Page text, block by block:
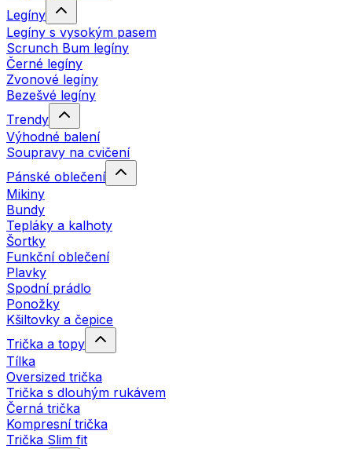
Legíny
Legíny s vysokým pasem
Scrunch Bum legíny
Černé legíny
Zvonové legíny
Bezešvé legíny
Trendy
Výhodné balení
Soupravy na cvičení
Pánské oblečení
Mikiny
Bundy
Tepláky a kalhoty
Šortky
Funkční oblečení
Plavky
Spodní prádlo
Ponožky
Kšiltovky a čepice
Trička a topy
Tílka
Oversized trička
Trička s dlouhým rukávem
Černá trička
Kompresní trička
Trička Slim fit